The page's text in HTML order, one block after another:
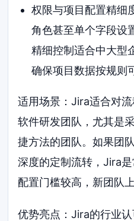
权限与项目配置精细
角色甚至单个字段设
精细控制适合中大型
确保项目数据按规则
适用场景：Jira适合对
软件研发团队，尤其是
捷方法的团队。如果团
深度的定制流转，Jira
配置门槛较高，新团队
优势亮点：Jira的行业